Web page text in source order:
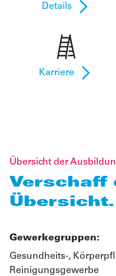
Details
Karriere
Übersicht der
Verschaff
Übersicht.
Gewerkegruppen:
Gesundheits-,
Reinigungsgewerbe